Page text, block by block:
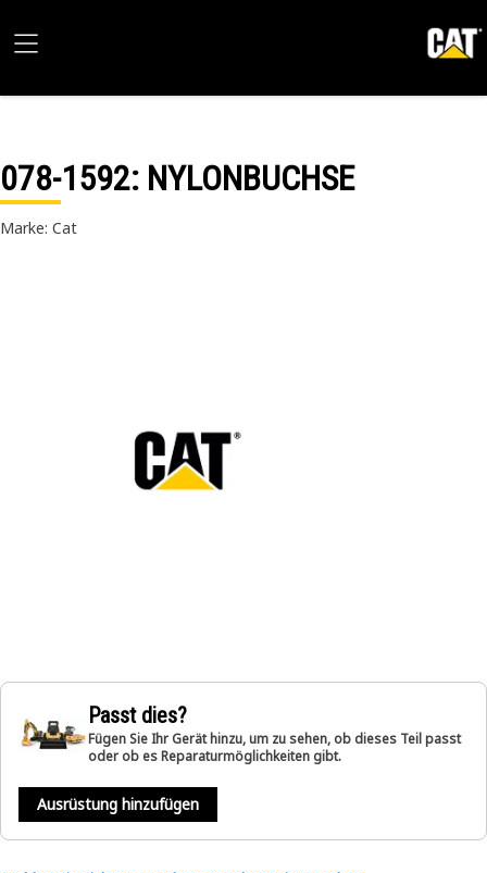
078-1592: NYLONBUCHSE
Marke: Cat
Passt dies?
Fügen Sie Ihr Gerät hinzu, um zu sehen, ob dieses Teil passt
oder ob es Reparaturmöglichkeiten gibt.
Ausrüstung hinzufügen